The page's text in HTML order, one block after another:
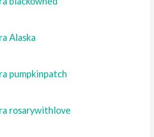
Alaska
pumpkinpatch
rosarywithlove